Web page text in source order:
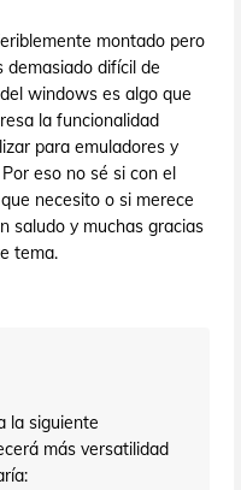
montado pero
demasiado difícil de
windows es algo que
la funcionalidad
para emuladores y
eso no sé si con el
necesito o si merece
saludo y muchas gracias
tema.
la siguiente
más versatilidad